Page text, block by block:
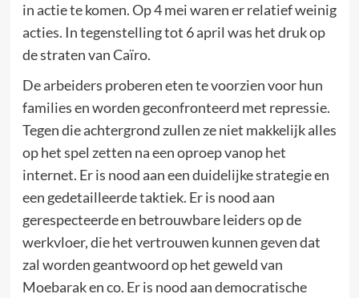
in actie te komen. Op 4 mei waren er relatief weinig
acties. In tegenstelling tot 6 april was het druk op
de straten van Caïro.
De arbeiders proberen eten te voorzien voor hun
families en worden geconfronteerd met repressie.
Tegen die achtergrond zullen ze niet makkelijk alles
op het spel zetten na een oproep vanop het
internet. Er is nood aan een duidelijke strategie en
een gedetailleerde taktiek. Er is nood aan
gerespecteerde en betrouwbare leiders op de
werkvloer, die het vertrouwen kunnen geven dat
zal worden geantwoord op het geweld van
Moebarak en co. Er is nood aan democratische